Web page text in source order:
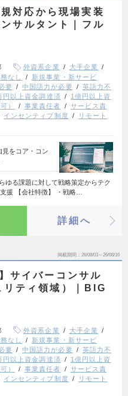
対応から現場実装
サルタント｜フル
外資系企業
大手企業
なし
新規事業・新サービ
要 中国語力が必要
英語力不
円以上資金調達済
1億円以上資
） 事業責任者
サービス責
インセンティブ制度
リモート
見をコア・コン
ゆる課題に対して戦略策定からテク
援 【会社特徴】 ・戦略…
詳細へ
掲載期間 26/08/03～26/08/16
サイバーコンサル
ティ領域）｜BIG
外資系企業
大手企業
なし
新規事業・新サービ
要 中国語力が必要
英語力不
円以上資金調達済
1億円以上資
） 事業責任者
サービス責
インセンティブ制度
リモート